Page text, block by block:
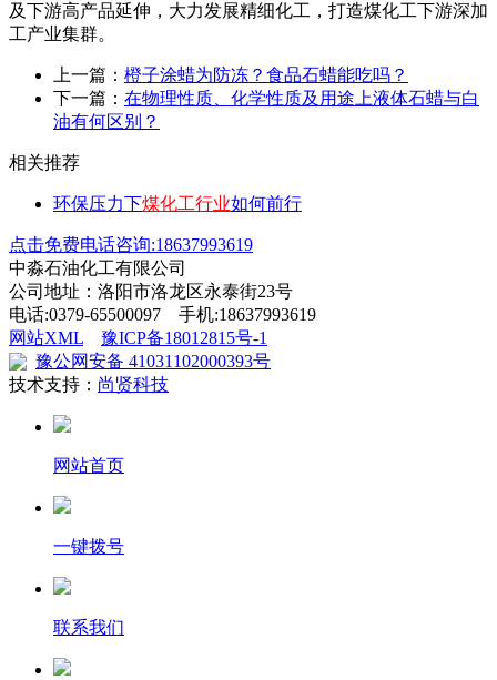
及下游高产品延伸，大力发展精细化工，打造煤化工下游深加
工产业集群。
上一篇： 橙子涂蜡为防冻？食品石蜡能吃吗？
下一篇： 在物理性质、化学性质及用途上液体石蜡与白
油有何区别？
相关推荐
环保压力下煤化工行业如何前行
点击免费电话咨询:18637993619
中淼石油化工有限公司
公司地址：洛阳市洛龙区永泰街23号
电话:0379-65500097 手机:18637993619
网站XML
豫ICP备18012815号-1
豫公网安备 41031102000393号
技术支持： 尚贤科技
网站首页
一键拨号
联系我们